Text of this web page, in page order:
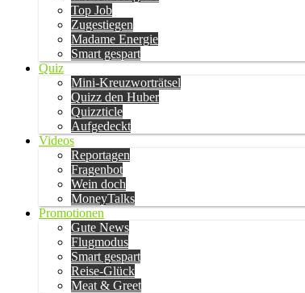
Top Job
Zugestiegen
Madame Energie
Smart gespart
Quiz
Mini-Kreuzworträtsel
Quizz den Huber
Quizzticle
Aufgedeckt
Videos
Reportagen
Fragenbot
Wein doch
MoneyTalks
Promotionen
Gute News
Flugmodus
Smart gespart
Reise-Glück
Meat & Greet